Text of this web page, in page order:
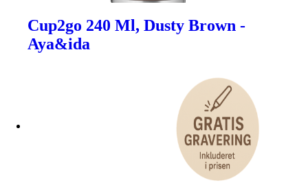
Cup2go 240 Ml, Dusty Brown -
Aya&ida